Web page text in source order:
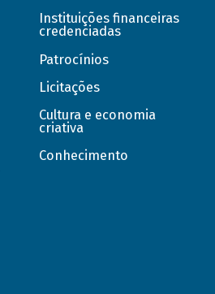
Instituições financeiras
credenciadas
Patrocínios
Licitações
Cultura e economia
criativa
Conhecimento